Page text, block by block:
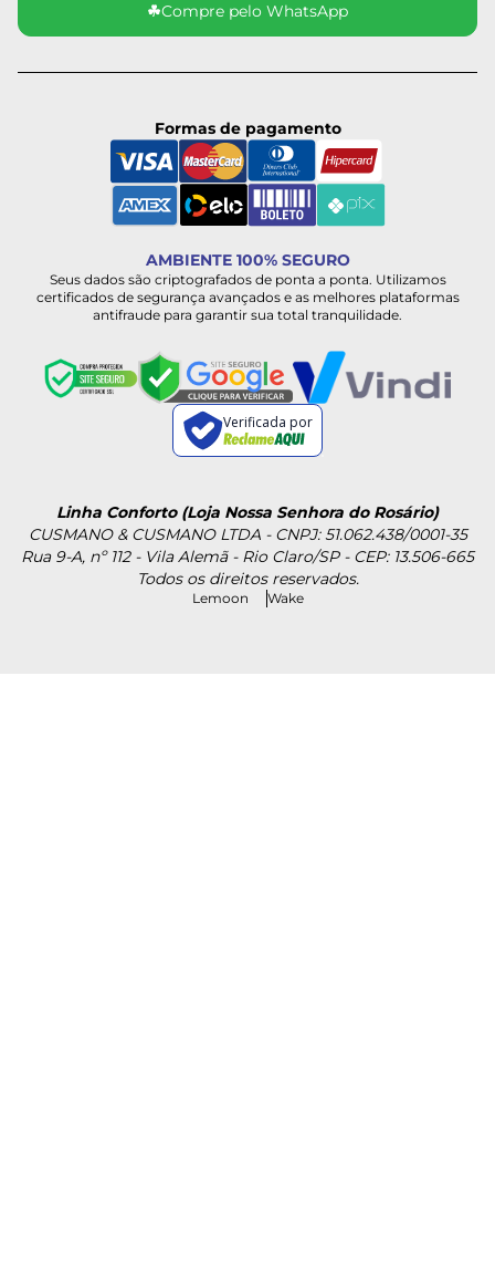
☘Compre pelo WhatsApp
Formas de pagamento
AMBIENTE 100% SEGURO
Seus dados são criptografados de ponta a ponta. Utilizamos
certificados de segurança avançados e as melhores plataformas
antifraude para garantir sua total tranquilidade.
Verificada por
Linha Conforto (Loja Nossa Senhora do Rosário)
CUSMANO & CUSMANO LTDA - CNPJ: 51.062.438/0001-35
Rua 9-A, nº 112 - Vila Alemã - Rio Claro/SP - CEP: 13.506-665
Todos os direitos reservados.
Lemoon Wake